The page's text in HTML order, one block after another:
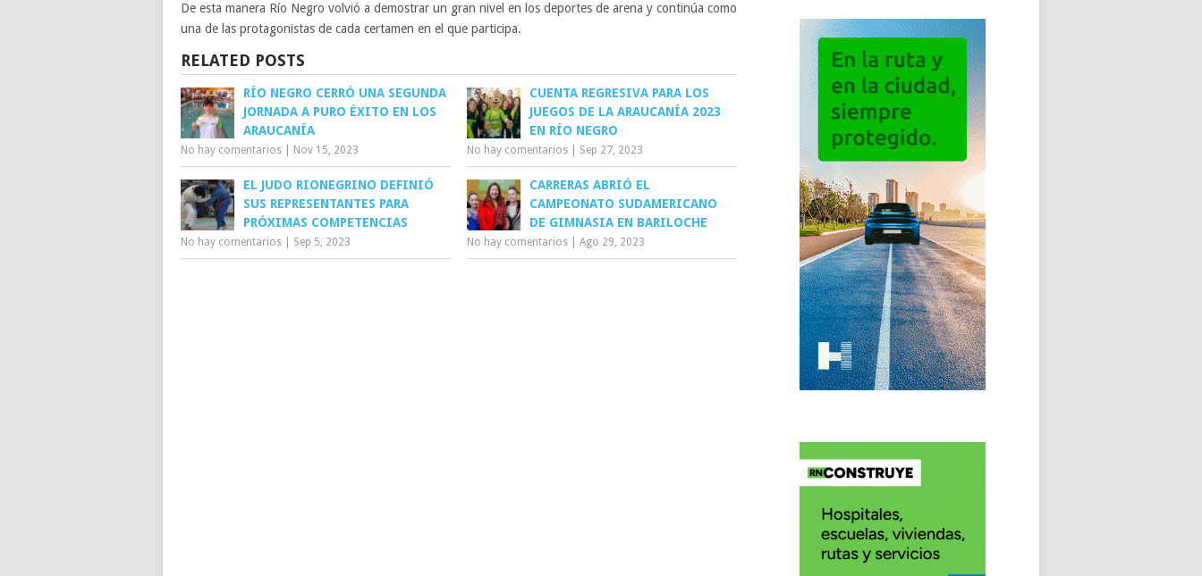
De esta manera Río Negro volvió a demostrar un gran nivel en los deportes de arena y continúa como
una de las protagonistas de cada certamen en el que participa.
RELATED POSTS
RÍO NEGRO CERRÓ UNA SEGUNDA
JORNADA A PURO ÉXITO EN LOS
ARAUCANÍA
No hay comentarios Nov 15, 2023
CUENTA REGRESIVA PARA LOS
JUEGOS DE LA ARAUCANÍA 2023
EN RÍO NEGRO
No hay comentarios Sep 27, 2023
EL JUDO RIONEGRINO DEFINIÓ
SUS REPRESENTANTES PARA
PRÓXIMAS COMPETENCIAS
No hay comentarios Sep 5, 2023
CARRERAS ABRIÓ EL
CAMPEONATO SUDAMERICANO
DE GIMNASIA EN BARILOCHE
No hay comentarios |Ago 29, 2023